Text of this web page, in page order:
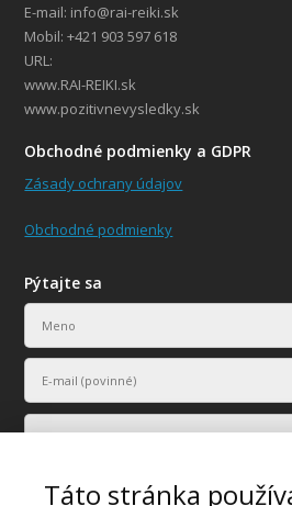
E-mail: info@rai-reiki.sk
Mobil: +421 903 597 618
URL:
www.RAI-REIKI.sk
www.pozitivnevysledky.sk
Obchodné podmienky a GDPR
Zásady ochrany údajov
Obchodné podmienky
Pýtajte sa
Táto stránka